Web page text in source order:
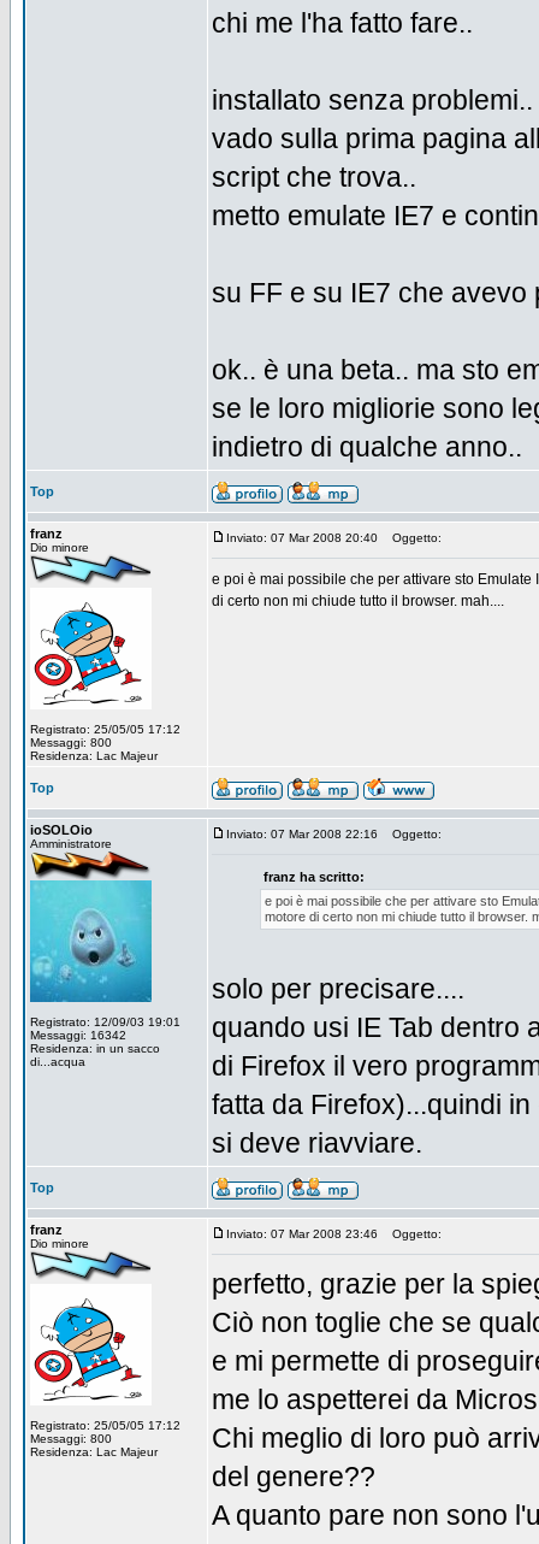
chi me l'ha fatto fare..
installato senza problemi..
vado sulla prima pagina
script che trova..
metto emulate IE7 e
su FF e su IE7 che
ok.. è una beta.. ma sto
se le loro migliorie sono
indietro di qualche anno..
Top
franz
Dio minore
Registrato: 25/05/05 17:12
Messaggi: 800
Residenza: Lac Majeur
Inviato: 07 Mar 2008 20:40 Oggetto:
e poi è mai possibile che per attivare sto
di certo non mi chiude tutto il browser. mah....
Top
ioSOLOio
Amministratore
Registrato: 12/09/03 19:01
Messaggi: 16342
Residenza: in un sacco
di...acqua
Inviato: 07 Mar 2008 22:16 Oggetto:
franz ha scritto:
e poi è mai possibile che per attivare sto
motore di certo non mi chiude tutto il browser.
solo per precisare....
quando usi IE Tab dentro
di Firefox il vero
fatta da Firefox)...quindi
si deve riavviare.
Top
franz
Dio minore
Registrato: 25/05/05 17:12
Messaggi: 800
Residenza: Lac Majeur
Inviato: 07 Mar 2008 23:46 Oggetto:
perfetto, grazie per la
Ciò non toglie che se
e mi permette di
me lo aspetterei da
Chi meglio di loro può
del genere??
A quanto pare non sono